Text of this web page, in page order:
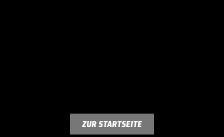
ZUR STARTSEITE